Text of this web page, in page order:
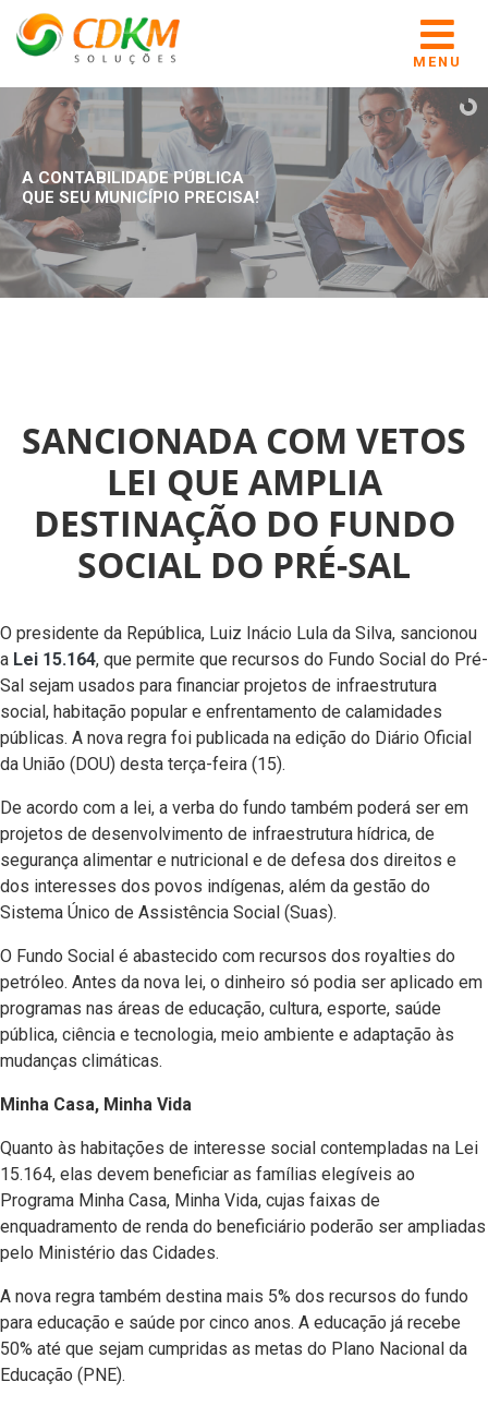
MENU
A CONTABILIDADE PÚBLICA
QUE SEU MUNICÍPIO PRECISA!
SANCIONADA COM VETOS
LEI QUE AMPLIA
DESTINAÇÃO DO FUNDO
SOCIAL DO PRÉ-SAL
O presidente da República, Luiz Inácio Lula da Silva, sancionou
a Lei 15.164, que permite que recursos do Fundo Social do Pré-
Sal sejam usados para financiar projetos de infraestrutura
social, habitação popular e enfrentamento de calamidades
públicas. A nova regra foi publicada na edição do Diário Oficial
da União (DOU) desta terça-feira (15).
De acordo com a lei, a verba do fundo também poderá ser em
projetos de desenvolvimento de infraestrutura hídrica, de
segurança alimentar e nutricional e de defesa dos direitos e
dos interesses dos povos indígenas, além da gestão do
Sistema Único de Assistência Social (Suas).
O Fundo Social é abastecido com recursos dos royalties do
petróleo. Antes da nova lei, o dinheiro só podia ser aplicado em
programas nas áreas de educação, cultura, esporte, saúde
pública, ciência e tecnologia, meio ambiente e adaptação às
mudanças climáticas.
Minha Casa, Minha Vida
Quanto às habitações de interesse social contempladas na Lei
15.164, elas devem beneficiar as famílias elegíveis ao
Programa Minha Casa, Minha Vida, cujas faixas de
enquadramento de renda do beneficiário poderão ser ampliadas
pelo Ministério das Cidades.
A nova regra também destina mais 5% dos recursos do fundo
para educação e saúde por cinco anos. A educação já recebe
50% até que sejam cumpridas as metas do Plano Nacional da
Educação (PNE).